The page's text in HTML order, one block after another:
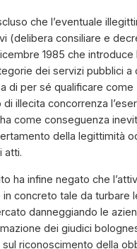
che l’eventuale
(delibera consiliare e
1985 che
dei servizi pubblici a
di per sé qualificare come
illecita concorrenza
come conseguenza
della legittimità
atti.
ha infine negato che
concreto tale da turbare
danneggiando le
dei giudici
riconoscimento della